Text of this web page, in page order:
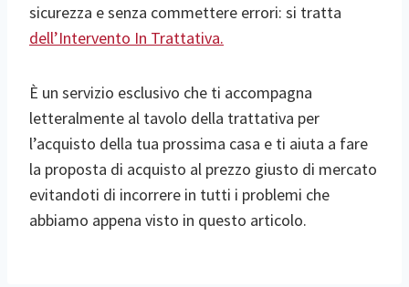
sicurezza e senza commettere errori: si tratta
dell’Intervento In Trattativa.
È un servizio esclusivo che ti accompagna
letteralmente al tavolo della trattativa per
l’acquisto della tua prossima casa e ti aiuta a fare
la proposta di acquisto al prezzo giusto di mercato
evitandoti di incorrere in tutti i problemi che
abbiamo appena visto in questo articolo.